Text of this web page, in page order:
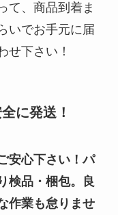
て、商品到着ま
いでお手元に届
せ下さい！
に発送！
安心下さい！パ
検品・梱包。良
作業も怠りませ